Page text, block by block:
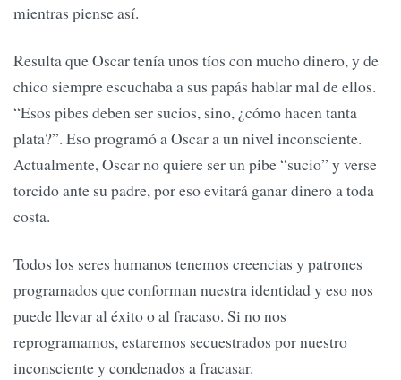
mientras piense así.
Resulta que Oscar tenía unos tíos con mucho dinero, y de
chico siempre escuchaba a sus papás hablar mal de ellos.
“Esos pibes deben ser sucios, sino, ¿cómo hacen tanta
plata?”. Eso programó a Oscar a un nivel inconsciente.
Actualmente, Oscar no quiere ser un pibe “sucio” y verse
torcido ante su padre, por eso evitará ganar dinero a toda
costa.
Todos los seres humanos tenemos creencias y patrones
programados que conforman nuestra identidad y eso nos
puede llevar al éxito o al fracaso. Si no nos
reprogramamos, estaremos secuestrados por nuestro
inconsciente y condenados a fracasar.